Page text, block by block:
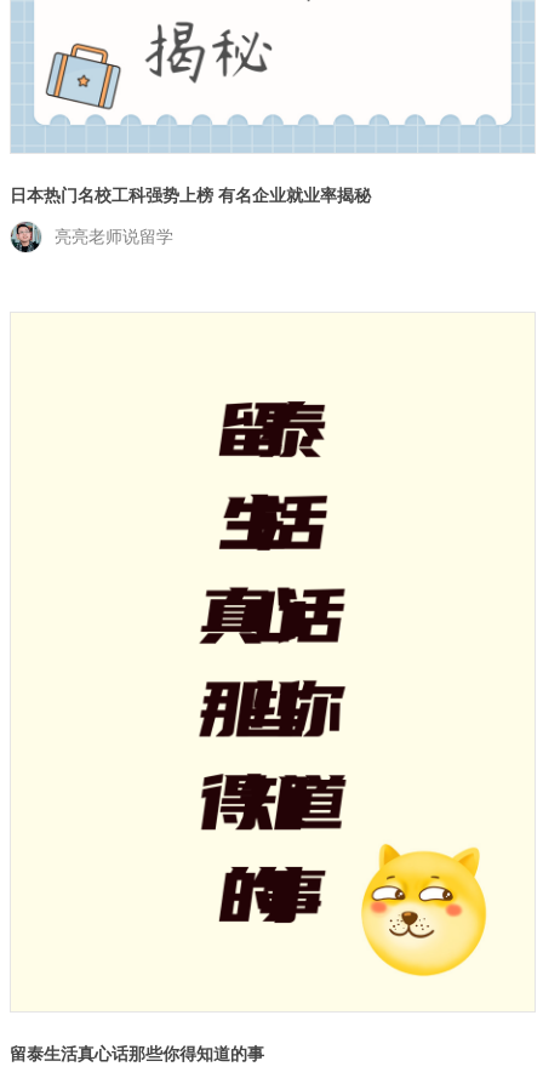
日本热门名校工科强势上榜 有名企业就业率揭秘
亮亮老师说留学
留泰生活真心话那些你得知道的事